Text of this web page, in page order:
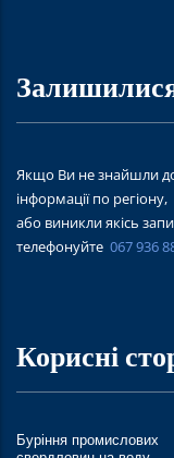
Якщо Ви не знайшли
інформації по регіону,
або виникли якісь
телефонуйте 067 936
Корисні
Буріння промислових